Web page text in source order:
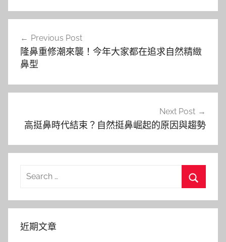
覽
Previous Post
隆鼻重修潮來襲！今年大家都在追求自然精緻
鼻型
Next Post
高挺鼻時代結束？自然挺鼻崛起的原因與趨勢
Search
近期文章